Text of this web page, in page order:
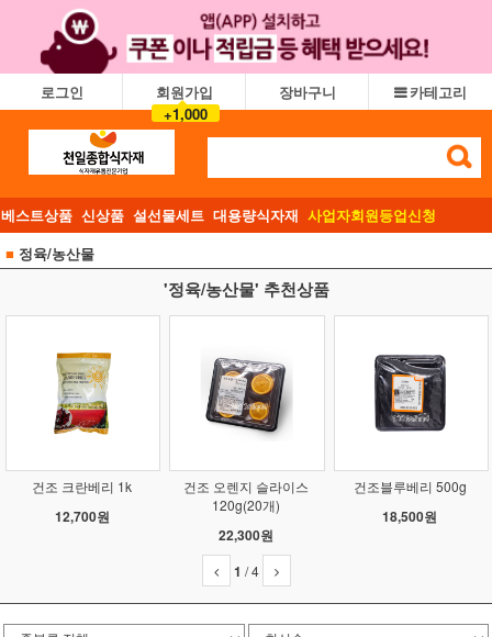
로그인
회원가입
+1,000
장바구니 카테고리
베스트상품 신상품 설선물세트 대용량식자재 사업자회원등업신청
■ 정육/농산물
'정육/농산물' 추천상품
건조 크란베리 1k
12,700원
건조 오렌지 슬라이스
120g(20개)
22,300원
건조블루베리 500g
18,500원
1 /4